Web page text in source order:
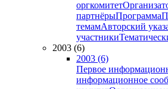
оргкомитет
партнёрыПрограмма
темамАвторский
участники
2003 (6)
2003 (6)
Первое
информационное